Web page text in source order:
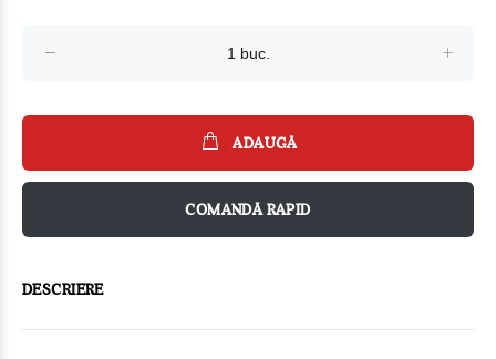
ADAUGĂ
COMANDĂ RAPID
DESCRIERE